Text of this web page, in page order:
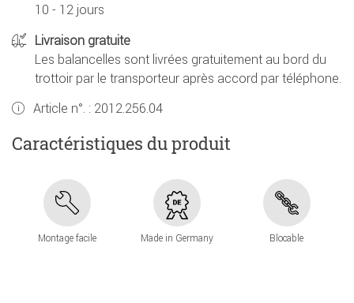
10 - 12 jours
Livraison gratuite
Les balancelles sont livrées gratuitement au bord du
trottoir par le transporteur après accord par téléphone.
Article n°. : 2012.256.04
Caractéristiques du produit
Montage facile Made in Germany Blocable